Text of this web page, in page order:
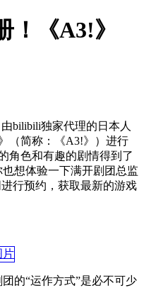
！《A3!》
bilibili独家代理的日本人
（简称：《A3!》）进行
角色和有趣的剧情得到了
想体验一下满开剧团总监
行预约，获取最新的游戏
的“运作方式”是必不可少